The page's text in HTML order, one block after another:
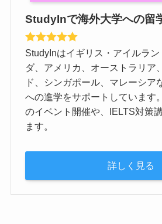
StudyInで海外大学への留
StudyInはイギリス・アイルラ
ダ、アメリカ、オーストラリア
ド、シンガポール、マレーシア
への進学をサポートしています
のイベント開催や、IELTS対策
ます。
詳しく見る